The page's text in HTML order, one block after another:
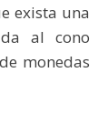
exista una
al cono
monedas